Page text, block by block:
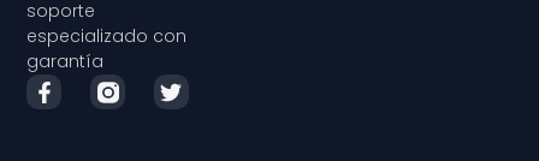
soporte
especializado con
garantía